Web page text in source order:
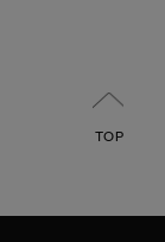
TOP